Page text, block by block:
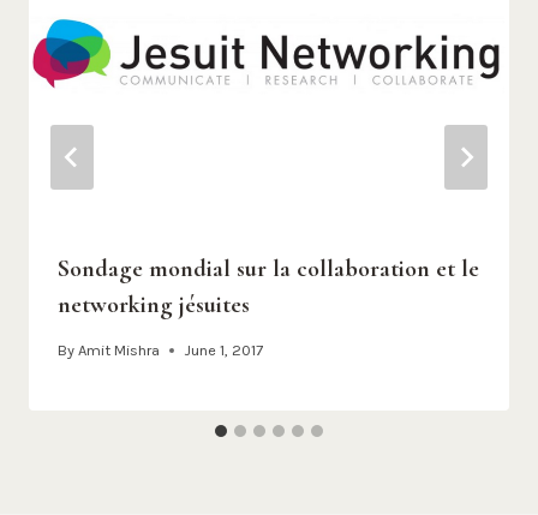
Sondage mondial sur la collaboration et le
networking jésuites
By Amit Mishra June 1, 2017